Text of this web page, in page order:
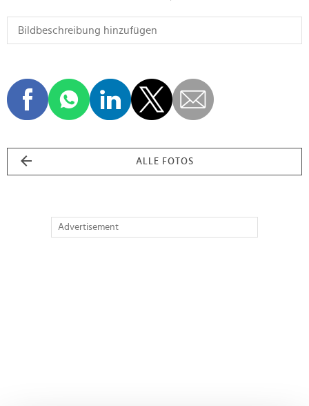
ALLE FOTOS
Advertisement